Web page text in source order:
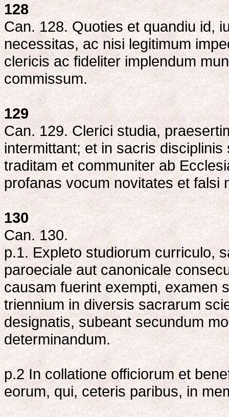
128
Can. 128. Quoties et quandiu id,
necessitas, ac nisi legitimum
clericis ac fideliter implendum
commissum.
129
Can. 129. Clerici studia,
intermittant; et in sacris
traditam et communiter ab
profanas vocum novitates et falsi
130
Can. 130.
p.1. Expleto studiorum curriculo,
paroeciale aut canonicale
causam fuerint exempti, examen
triennium in diversis sacrarum
designatis, subeant secundum
determinandum.
p.2 In collatione officiorum et
eorum, qui, ceteris paribus, in